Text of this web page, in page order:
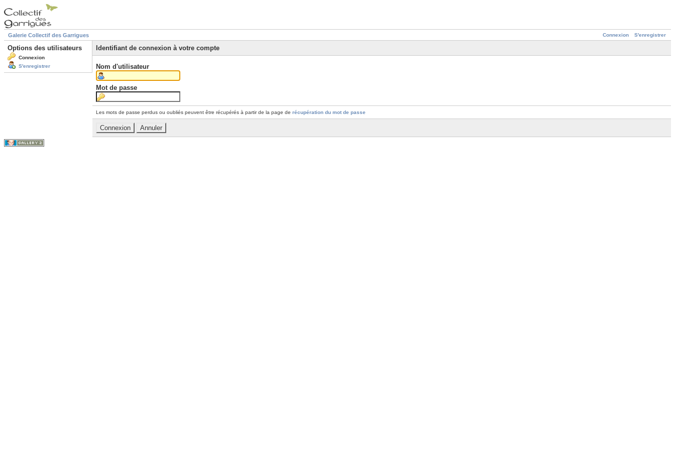
Connexion S'enregistrer
Galerie Collectif des Garrigues
Options des utilisateurs
Connexion
S'enregistrer
Identifiant de connexion à votre compte
Nom d'utilisateur
Mot de passe
Les mots de passe perdus ou oubliés peuvent être récupérés à partir de la page de récupération du mot de passe